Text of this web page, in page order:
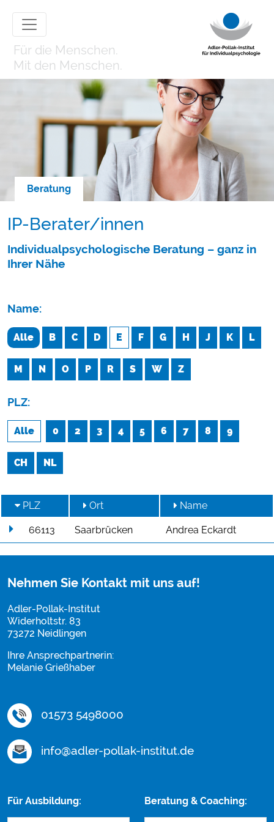
Für die Menschen.
Mit den Menschen.
Beratung
IP-Berater/innen
Individualpsychologische Beratung – ganz in
Ihrer Nähe
Name:
Alle B C D E F G H J K L
M N O P R S W Z
PLZ:
Alle 0 2 3 4 5 6 7 8 9
CH NL
PLZ Ort Name
66113 Saarbrücken Andrea Eckardt
Nehmen Sie Kontakt mit uns auf!
Adler-Pollak-Institut
Widerholtstr. 83
73272 Neidlingen
Ihre Ansprechpartnerin:
Melanie Grießhaber
01573 5498000
info@adler-pollak-institut.de
Für Ausbildung: Beratung & Coaching: